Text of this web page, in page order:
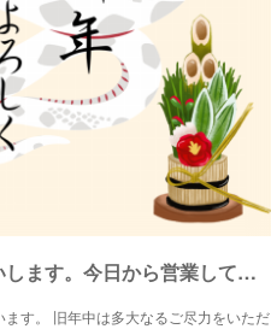
2025年もよろしくお願いします。今日から営業しております☆
す。 旧年中は多大なるご尽力をいただ